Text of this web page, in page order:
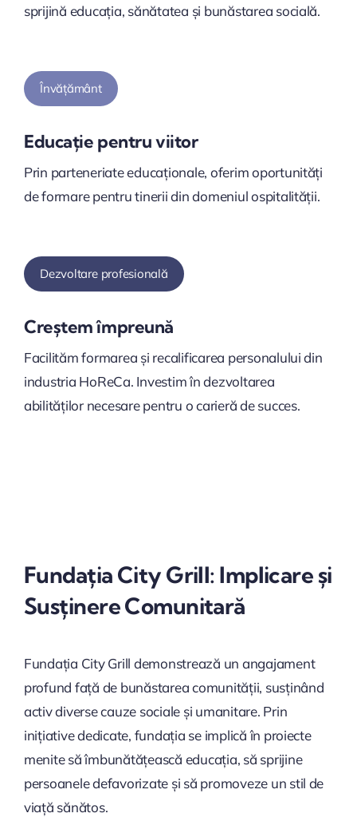
sprijină educația, sănătatea și bunăstarea socială.
Învățământ
Educație pentru viitor
Prin parteneriate educaționale, oferim oportunități
de formare pentru tinerii din domeniul ospitalității.
Dezvoltare profesională
Creștem împreună
Facilităm formarea și recalificarea personalului din
industria HoReCa. Investim în dezvoltarea
abilităților necesare pentru o carieră de succes.
Fundația City Grill: Implicare și
Susținere Comunitară
Fundația City Grill demonstrează un angajament
profund față de bunăstarea comunității, susținând
activ diverse cauze sociale și umanitare. Prin
inițiative dedicate, fundația se implică în proiecte
menite să îmbunătățească educația, să sprijine
persoanele defavorizate și să promoveze un stil de
viață sănătos.